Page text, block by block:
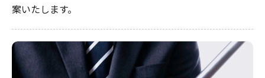
案いたします。